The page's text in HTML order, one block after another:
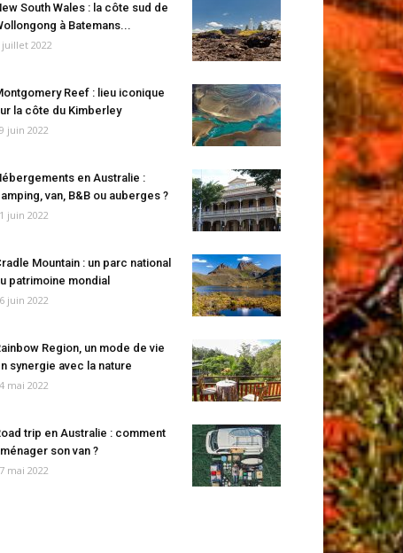
South Wales : la côte sud de
à Batemans...
juillet 2022
Reef : lieu iconique
la côte du Kimberley
juin 2022
en Australie :
van, B&B ou auberges ?
juin 2022
Mountain : un parc national
patrimoine mondial
juin 2022
Region, un mode de vie
synergie avec la nature
mai 2022
trip en Australie : comment
son van ?
mai 2022